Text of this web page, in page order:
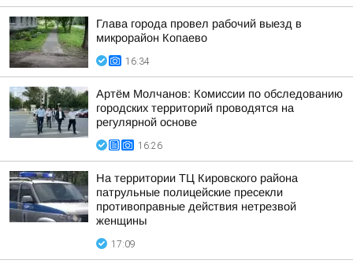
Глава города провел рабочий выезд в
микрорайон Копаево
16:34
Артём Молчанов: Комиссии по обследованию
городских территорий проводятся на
регулярной основе
16:26
На территории ТЦ Кировского района
патрульные полицейские пресекли
противоправные действия нетрезвой
женщины
17:09